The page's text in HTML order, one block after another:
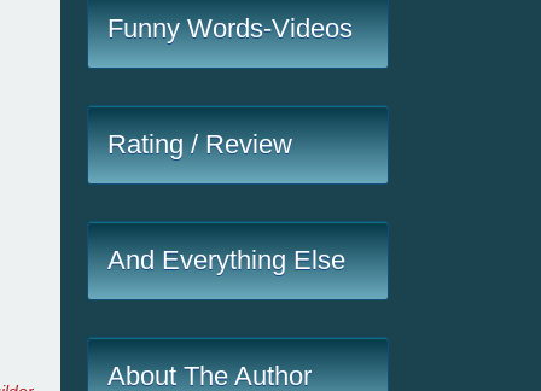
Funny Words-Videos
Rating / Review
And Everything Else
About The Author